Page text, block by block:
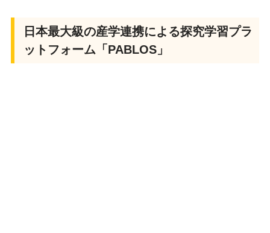
日本最大級の産学連携による探究学習プラ
ットフォーム「PABLOS」